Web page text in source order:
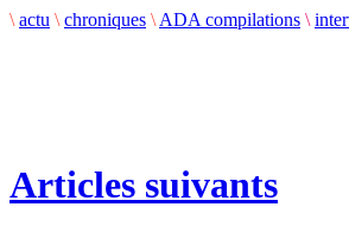
\ actu \ chroniques \ ADA compilations \
Articles suivants